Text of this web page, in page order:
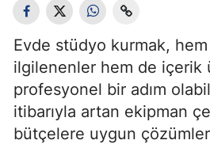
Evde stüdyo kurmak,
ilgilenenler hem de içerik
profesyonel bir adım
itibarıyla artan ekipman
bütçelere uygun